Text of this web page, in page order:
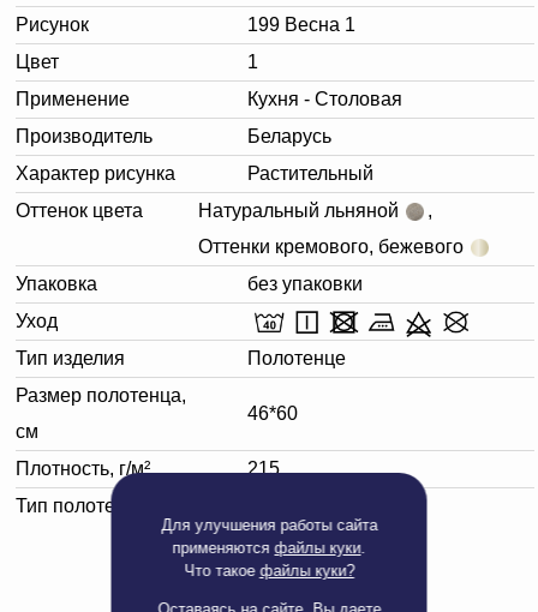
Для улучшения работы сайта
применяютсяфайлы куки.
Что такое файлы куки?
Рисунок
199 Весна 1
Цвет
1
Применение
Кухня - Столовая
Производитель
Беларусь
Характер рисунка
Растительный
Оттенок цвета
Натуральный льняной
,
Оттенки кремового, бежевого
Упаковка
без упаковки
Уход
Тип изделия
Полотенце
Размер полотенца,
см
46*60
Плотность, г/м²
215
Тип полотенца